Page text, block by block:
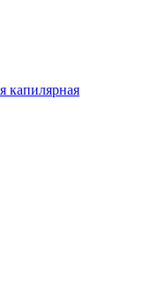
капилярная